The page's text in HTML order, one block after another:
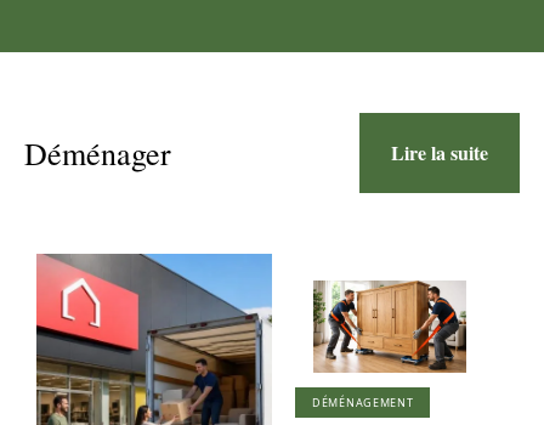
Déménager Lire la suite
DÉMÉNAGEMENT